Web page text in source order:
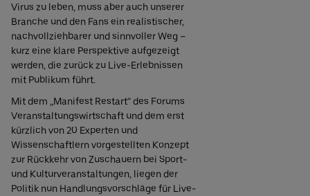
Virus zu leben, muss aber auch unserer
Branche und den Fans ein realistischer,
nachvollziehbarer und sinnvoller Weg –
kurz eine klare Perspektive aufgezeigt
werden, die zurück zu Live-Erlebnissen
mit Publikum führt.
Mit dem „Manifest Restart“ des Forums
Veranstaltungswirtschaft und dem erst
kürzlich von 20 Experten und
Wissenschaftlern vorgestellten Konzept
zur Rückkehr von Zuschauern bei Sport-
und Kulturveranstaltungen, liegen der
Politik nun Handlungsvorschläge für Live-